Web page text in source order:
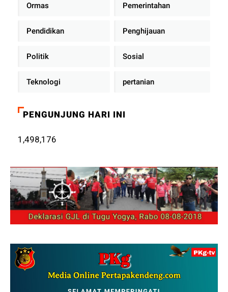
Ormas Pemerintahan
Pendidikan Penghijauan
Politik Sosial
Teknologi pertanian
PENGUNJUNG HARI INI
1,498,176